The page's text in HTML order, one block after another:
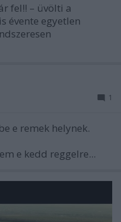
fel!! – üvölti a
évente egyetlen
1
e remek helynek.
e kedd reggelre...